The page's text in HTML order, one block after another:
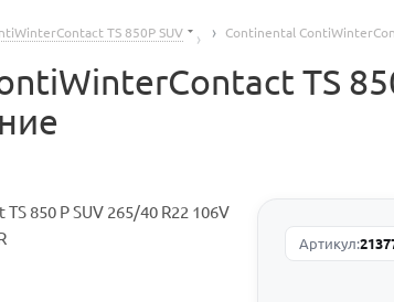
TS 850P SUV Continental
TS
Артикул: